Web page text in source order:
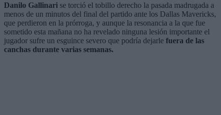
Danilo Gallinari se torció el tobillo derecho la pasada madrugada a
menos de un minutos del final del partido ante los Dallas Mavericks,
que perdieron en la prórroga, y aunque la resonancia a la que fue
sometido esta mañana no ha revelado ninguna lesión importante el
jugador sufre un esguince severo que podría dejarle fuera de las
canchas durante varias semanas.